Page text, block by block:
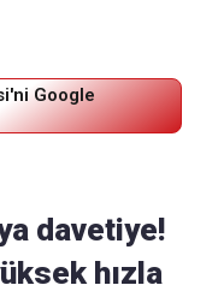
Google
davetiye!
hızla